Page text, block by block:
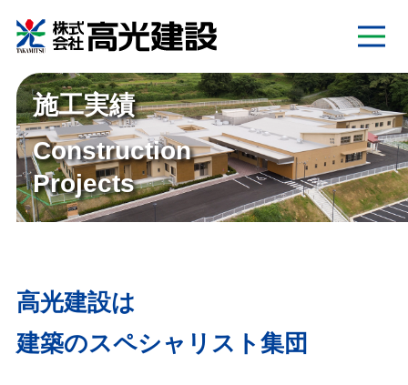
施工実績
Construction
Projects
高光建設は
建築のスペシャリスト集団